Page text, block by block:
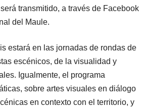
transmitido, a través de Facebook
del Maule.
estará en las jornadas de rondas de
escénicos, de la visualidad y
Igualmente, el programa
sobre artes visuales en diálogo
en contexto con el territorio, y